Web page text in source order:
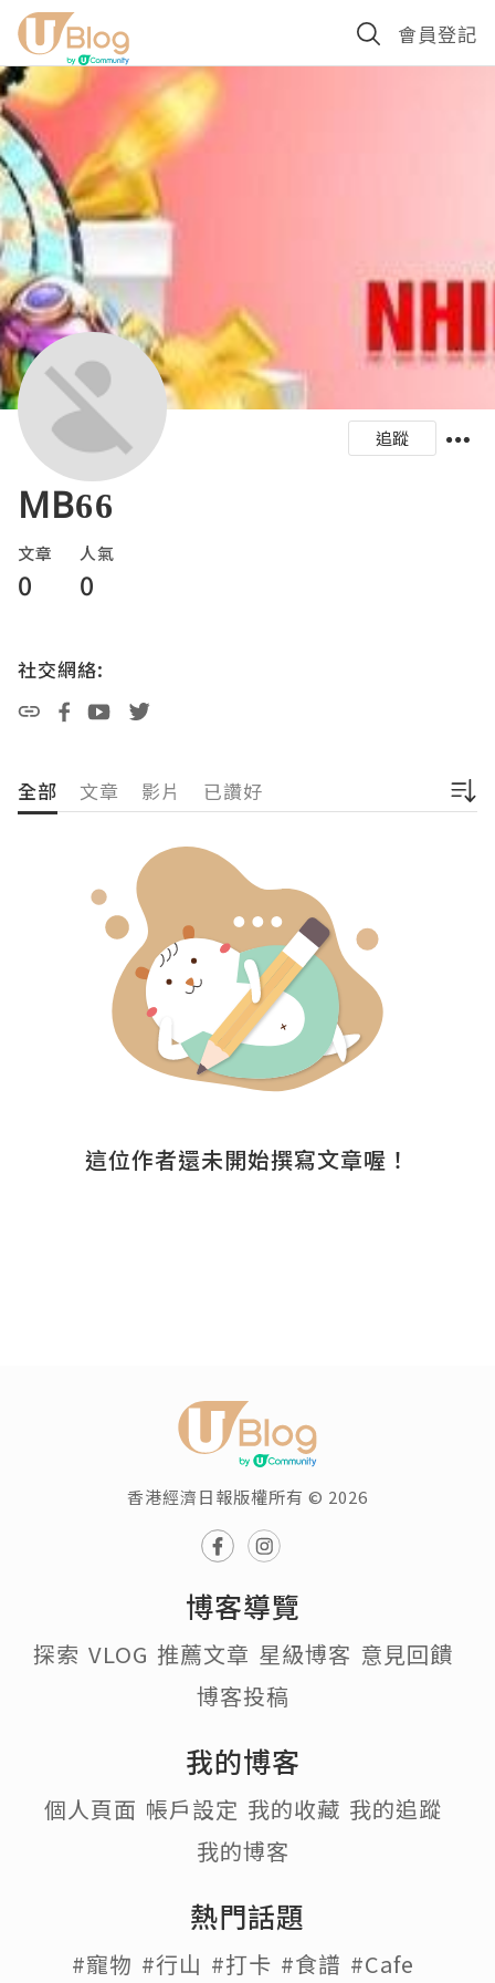
會員登記
追蹤
MB66
文章
0
人氣
0
社交網絡:
全部 文章 影片 已讚好
這位作者還未開始撰寫文章喔！
香港經濟日報版權所有 © 2026
博客導覽
探索 VLOG 推薦文章 星級博客 意見回饋
博客投稿
我的博客
個人頁面 帳戶設定 我的收藏 我的追蹤
我的博客
熱門話題
#寵物 #行山 #打卡 #食譜 #Cafe